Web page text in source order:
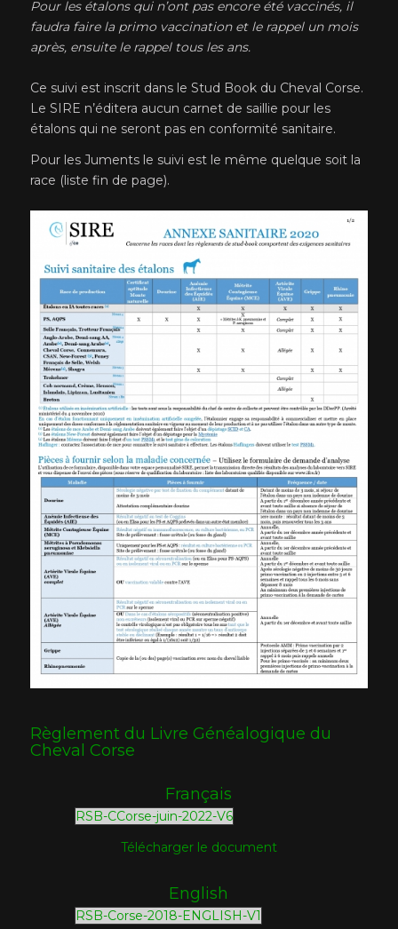
Pour les étalons qui n’ont pas encore été vaccinés, il
faudra faire la primo vaccination et le rappel un mois
après, ensuite le rappel tous les ans.
Ce suivi est inscrit dans le Stud Book du Cheval Corse.
Le SIRE n’éditera aucun carnet de saillie pour les
étalons qui ne seront pas en conformité sanitaire.
Pour les Juments le suivi est le même quelque soit la
race (liste fin de page).
Règlement du Livre Généalogique du
Cheval Corse
Français
RSB-CCorse-juin-2022-V6
Télécharger le document
English
RSB-Corse-2018-ENGLISH-V1